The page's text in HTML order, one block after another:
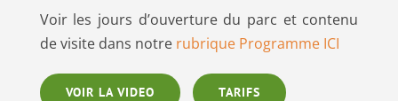
Voir les jours d’ouverture du parc et contenu
de visite dans notrerubrique Programme ICI
VOIR LA VIDEO TARIFS